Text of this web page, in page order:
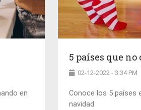
en
5 países que no
02-12-2022 - 3:34 PM
Conoce los 5 países
navidad